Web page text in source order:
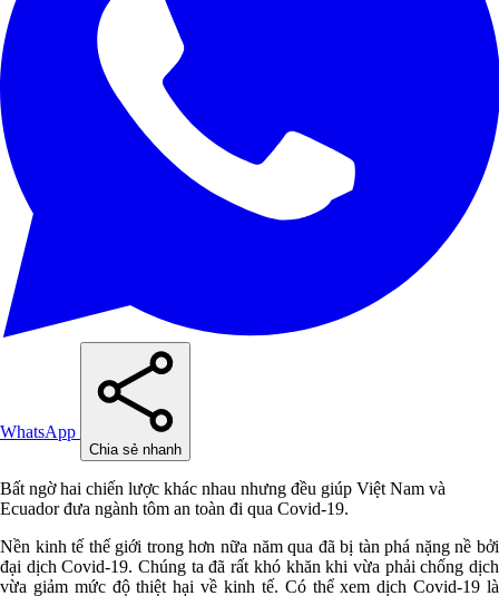
WhatsApp
Chia sẻ nhanh
Bất ngờ hai chiến lược khác nhau nhưng đều giúp Việt Nam và
Ecuador đưa ngành tôm an toàn đi qua Covid-19.
Nền kinh tế thế giới trong hơn nữa năm qua đã bị tàn phá nặng nề bởi
đại dịch Covid-19. Chúng ta đã rất khó khăn khi vừa phải chống dịch
vừa giảm mức độ thiệt hại về kinh tế. Có thể xem dịch Covid-19 là